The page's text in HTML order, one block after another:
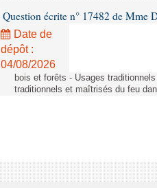
Question écrite n° 17482 de Mme
Date de
dépôt :
04/08/2026
bois et forêts - Usages
traditionnels et maîtrisés du feu